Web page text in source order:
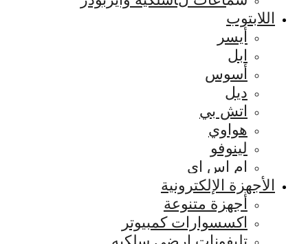
اللابتوب
أيسر
ابل
أسوس
ديل
اتش بي
هواوي
لينوفو
ام اس اي
الأجهزة الإلكترونية
أجهزة متنوعة
اكسسوارات كمبيوتر